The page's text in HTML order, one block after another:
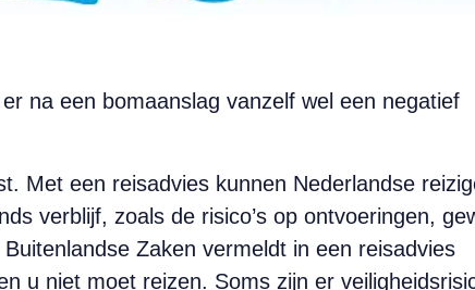
na een bomaanslag vanzelf wel een negatief
Met een reisadvies kunnen Nederlandse
verblijf, zoals de risico’s op ontvoeringen,
Zaken vermeldt in een reisadvies
u niet moet reizen. Soms zijn er